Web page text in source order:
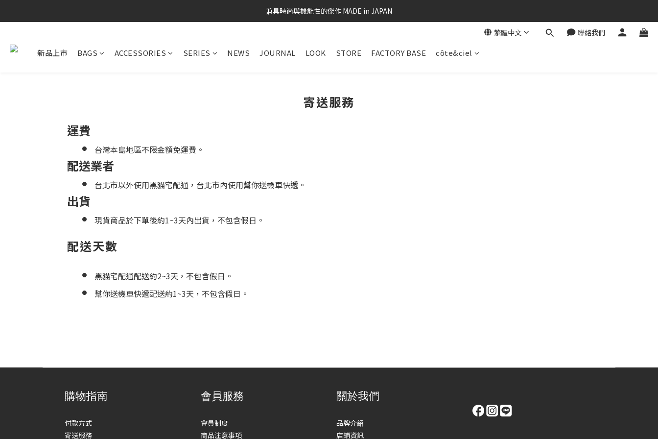
兼具時尚與機能性的傑作 MADE in JAPAN
繁體中文 聯絡我們
新品上市 BAGS ACCESSORIES SERIES NEWS JOURNAL LOOK STORE FACTORY BASE côte&ciel
寄送服務
運費
台灣本島地區不限金額免運費。
配送業者
台北市以外使用黑貓宅配通，台北市內使用幫你送機車快遞。
出貨
現貨商品於下單後約1~3天內出貨，不包含假日。
配送天數
黑貓宅配通配送約2~3天，不包含假日。
幫你送機車快遞配送約1~3天，不包含假日。
購物指南
付款方式
寄送服務
會員服務
會員制度
商品注意事項
關於我們
品牌介紹
店鋪資訊